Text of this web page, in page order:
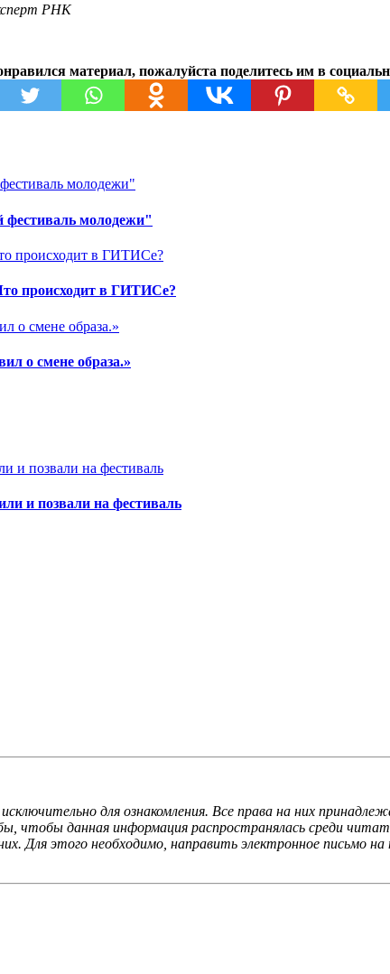
РНК
материал, пожалуйста поделитесь им в
фестиваль молодежи"
происходит в ГИТИСе?
о смене образа.»
и позвали на фестиваль
для ознакомления. Все права на них
чтобы данная информация распространялась среди
Для этого необходимо, направить электронное письмо